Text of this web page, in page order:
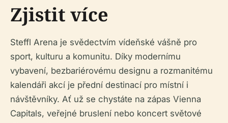
Zjistit více
Steffl Arena je svědectvím vídeňské vášně pro
sport, kulturu a komunitu. Díky modernímu
vybavení, bezbariérovému designu a rozmanitému
kalendáři akcí je přední destinací pro místní i
návštěvníky. Ať už se chystáte na zápas Vienna
Capitals, veřejné bruslení nebo koncert světové